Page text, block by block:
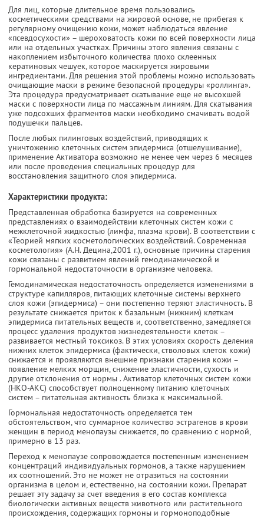
Для лиц, которые длительное время пользовались
косметическими средствами на жировой основе, не прибегая к
регулярному очищению кожи, может наблюдаться явление
«псевдосухости» – шероховатость кожи по всей поверхности лица
или на отдельных участках. Причины этого явления связаны с
накоплением избыточного количества плохо склеенных
кератиновых чешуек, которое маскируется жировыми
ингредиентами. Для решения этой проблемы можно использовать
очищающие маски в режиме безопасной процедуры «роллинга».
Эта процедура предусматривает скатывание еще не высохшей
маски с поверхности лица по массажным линиям. Для скатывания
уже подсохших фрагментов маски необходимо смачивать водой
подушечки пальцев.
После любых пилинговых воздействий, приводящих к
уничтожению клеточных систем эпидермиса (отшелушивание),
применение Активатора возможно не менее чем через 6 месяцев
или после проведения специальных процедур для
восстановления защитного слоя эпидермиса.
Характеристики продукта:
Представленная обработка базируется на современных
представлениях о взаимодействии клеточных систем кожи с
межклеточной жидкостью (лимфа, плазма крови). В соответствии с
«Теорией мягких косметологических воздействий. Современная
косметология» (А.Н. Децина,2001 г.), основные причины старения
кожи связаны с развитием явлений гемодинамической и
гормональной недостаточности в организме человека.
Гемодинамическая недостаточность определяется изменениями в
структуре капилляров, питающих клеточные системы верхнего
слоя кожи (эпидермиса) – они постепенно теряют эластичность. В
результате снижается приток к базальным (нижним) клеткам
эпидермиса питательных веществ и, соответственно, замедляется
процесс удаления продуктов жизнедеятельности клеток –
развивается местный токсикоз. В этих условиях скорость деления
нижних клеток эпидермиса (фактически, стволовых клеток кожи)
снижается и проявляются внешние признаки старения кожи –
появление мелких морщин, снижение эластичности, сухость и
другие отклонения от нормы . Активатор клеточных систем кожи
(НКО-АКС) способствует полноценному питанию клеточных
систем – питательная активность близка к максимальной.
Гормональная недостаточность определяется тем
обстоятельством, что суммарное количество эстрагенов в крови
женщин в период менопаузы снижается, по сравнению с нормой,
примерно в 13 раз.
Переход к менопаузе сопровождается постепенным изменением
концентраций индивидуальных гормонов, а также нарушением
их соотношений. Это не может не отразиться на состоянии
организма в целом и, естественно, на состоянии кожи. Препарат
решает эту задачу за счет введения в его состав комплекса
биологически активных веществ животного или растительного
происхождения, содержащих гормоны и гормоноподобные